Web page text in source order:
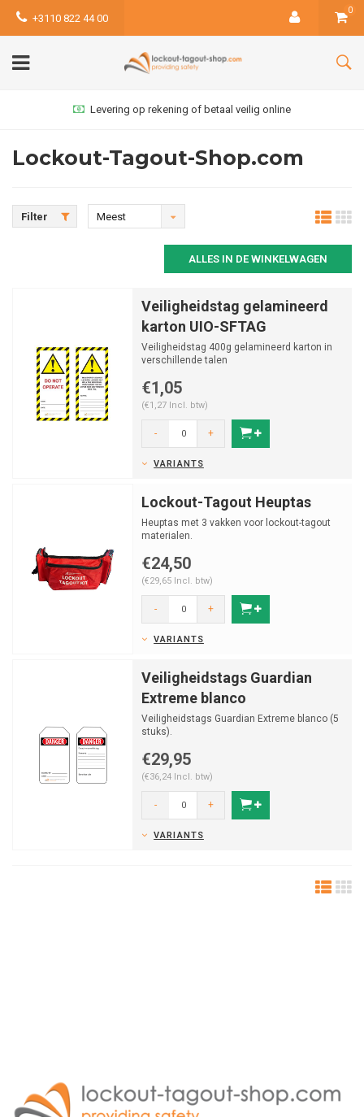
+3110 822 44 00
0
Levering op rekening of betaal veilig online
Lockout-Tagout-Shop.com
Filter
Meest
ALLES IN DE WINKELWAGEN
Veiligheidstag gelamineerd
karton UIO-SFTAG
Veiligheidstag 400g gelamineerd karton in
verschillende talen
€1,05
(€1,27 Incl. btw)
- +
VARIANTS
Lockout-Tagout Heuptas
Heuptas met 3 vakken voor lockout-tagout
materialen.
€24,50
(€29,65 Incl. btw)
- +
VARIANTS
Veiligheidstags Guardian
Extreme blanco
Veiligheidstags Guardian Extreme blanco (5
stuks).
€29,95
(€36,24 Incl. btw)
- +
VARIANTS